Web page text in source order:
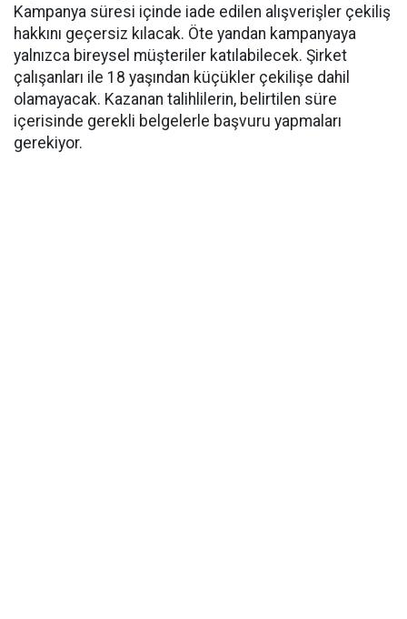
Kampanya süresi içinde iade edilen alışverişler çekiliş
hakkını geçersiz kılacak. Öte yandan kampanyaya
yalnızca bireysel müşteriler katılabilecek. Şirket
çalışanları ile 18 yaşından küçükler çekilişe dahil
olamayacak. Kazanan talihlilerin, belirtilen süre
içerisinde gerekli belgelerle başvuru yapmaları
gerekiyor.